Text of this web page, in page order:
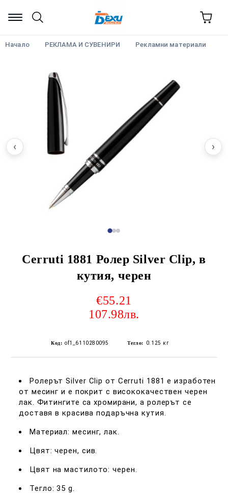
Начало РЕКЛАМА И СУВЕНИРИ Рекламни материали
Cerruti 1881 Ролер Silver Clip, в
кутия, черен
€55.21
107.98лв.
Код: of1_6110280095 Тегло: 0.125 кг
Ролерът Silver Clip от Cerruti 1881 е изработен
от месинг и е покрит с висококачествен черен
лак. Фитингите са хромирани, а ролерът се
доставя в красива подаръчна кутия.
Материал: месинг, лак.
Цвят: черен, сив.
Цвят на мастилото: черен.
Тегло: 35 g.
‹ ›